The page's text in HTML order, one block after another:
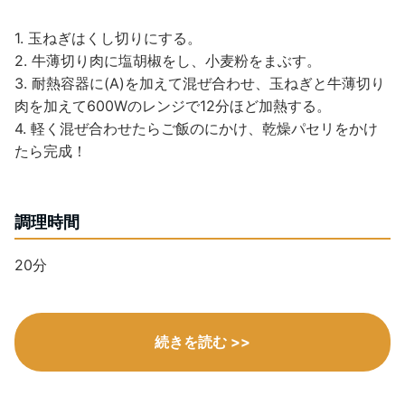
1. 玉ねぎはくし切りにする。
2. 牛薄切り肉に塩胡椒をし、小麦粉をまぶす。
3. 耐熱容器に(A)を加えて混ぜ合わせ、玉ねぎと牛薄切り
肉を加えて600Wのレンジで12分ほど加熱する。
4. 軽く混ぜ合わせたらご飯のにかけ、乾燥パセリをかけ
たら完成！
調理時間
20分
続きを読む >>